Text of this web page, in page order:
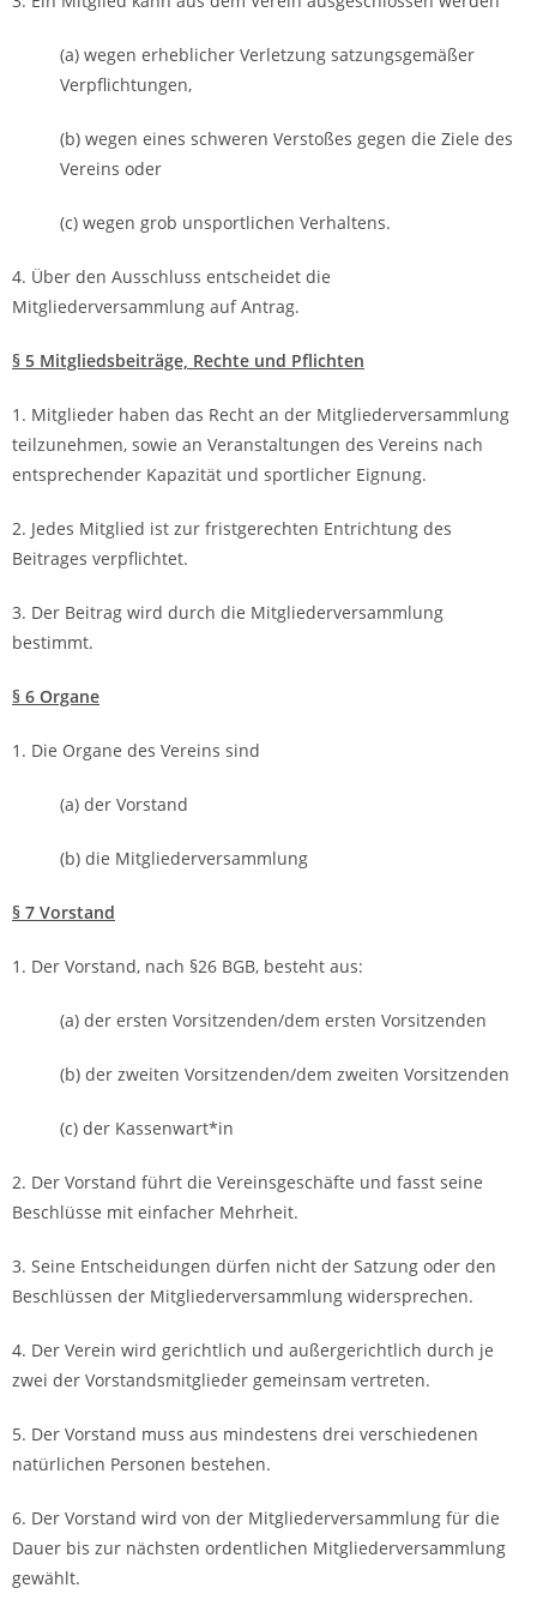
(a) wegen erheblicher Verletzung satzungsgemäßer
Verpflichtungen,
(b) wegen eines schweren Verstoßes gegen die Ziele des
Vereins oder
(c) wegen grob unsportlichen Verhaltens.
4. Über den Ausschluss entscheidet die
Mitgliederversammlung auf Antrag.
§ 5 Mitgliedsbeiträge, Rechte und Pflichten
1. Mitglieder haben das Recht an der Mitgliederversammlung
teilzunehmen, sowie an Veranstaltungen des Vereins nach
entsprechender Kapazität und sportlicher Eignung.
2. Jedes Mitglied ist zur fristgerechten Entrichtung des
Beitrages verpflichtet.
3. Der Beitrag wird durch die Mitgliederversammlung
bestimmt.
§ 6 Organe
1. Die Organe des Vereins sind
(a) der Vorstand
(b) die Mitgliederversammlung
§ 7 Vorstand
1. Der Vorstand, nach §26 BGB, besteht aus:
(a) der ersten Vorsitzenden/dem ersten Vorsitzenden
(b) der zweiten Vorsitzenden/dem zweiten Vorsitzenden
(c) der Kassenwart*in
2. Der Vorstand führt die Vereinsgeschäfte und fasst seine
Beschlüsse mit einfacher Mehrheit.
3. Seine Entscheidungen dürfen nicht der Satzung oder den
Beschlüssen der Mitgliederversammlung widersprechen.
4. Der Verein wird gerichtlich und außergerichtlich durch je
zwei der Vorstandsmitglieder gemeinsam vertreten.
5. Der Vorstand muss aus mindestens drei verschiedenen
natürlichen Personen bestehen.
6. Der Vorstand wird von der Mitgliederversammlung für die
Dauer bis zur nächsten ordentlichen Mitgliederversammlung
gewählt.